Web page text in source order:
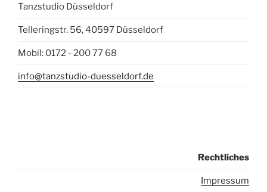
Tanzstudio Düsseldorf
Telleringstr. 56, 40597 Düsseldorf
Mobil: 0172 - 200 77 68
info@tanzstudio-duesseldorf.de
Rechtliches
mpressum